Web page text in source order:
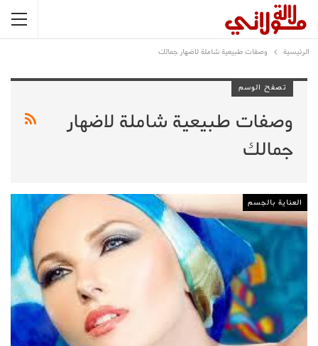
الرئيسية وصفات طبيعية شاملة لاضهار جمالك
تصفح الوسم
وصفات طبيعية شاملة لاضهار
جمالك
العناية بالجسم